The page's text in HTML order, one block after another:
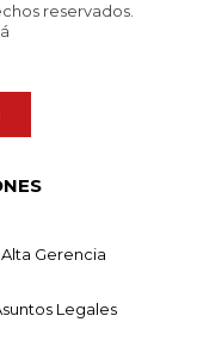
reservados.
Alta Gerencia
Legales